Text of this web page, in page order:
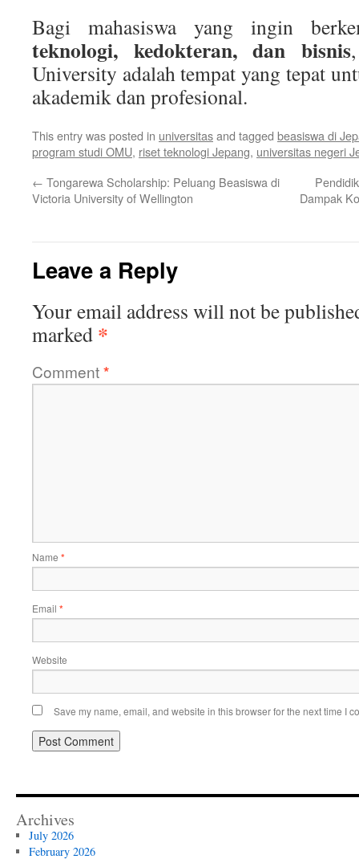
Bagi mahasiswa yang ingin
teknologi, kedokteran, dan bisnis
University adalah tempat yang tepat
akademik dan profesional.
This entry was posted in universitasand tagged beasiswa di
program studi OMU, riset teknologi Jepang, universitas negeri
← Tongarewa Scholarship: Peluang Beasiswa di
Victoria University of Wellington
Dampak
Leave a Reply
Your email address will not be
marked *
Comment*
Name *
Email *
Website
Save my name, email, and website in this browser for the next time I
Archives
July 2026
February 2026